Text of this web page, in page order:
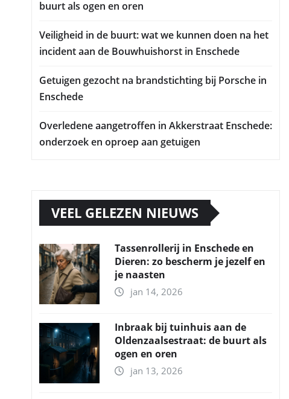
buurt als ogen en oren
Veiligheid in de buurt: wat we kunnen doen na het
incident aan de Bouwhuishorst in Enschede
Getuigen gezocht na brandstichting bij Porsche in
Enschede
Overledene aangetroffen in Akkerstraat Enschede:
onderzoek en oproep aan getuigen
VEEL GELEZEN NIEUWS
Tassenrollerij in Enschede en
Dieren: zo bescherm je jezelf en
je naasten
jan 14, 2026
Inbraak bij tuinhuis aan de
Oldenzaalsestraat: de buurt als
ogen en oren
jan 13, 2026